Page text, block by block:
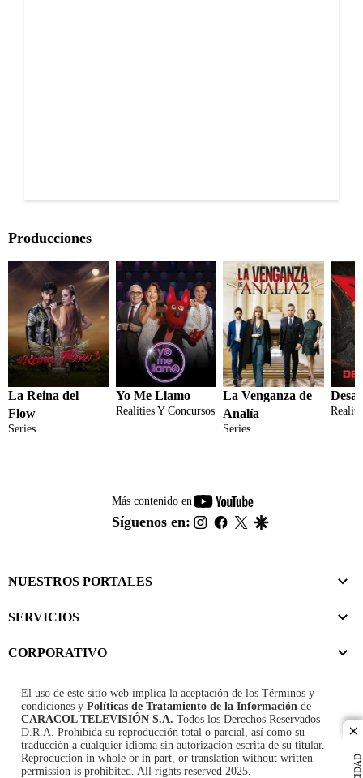
Producciones
La Reina del
Flow
Series
Yo Me Llamo
Realities Y Concursos
La Venganza de
Analía
Series
Más contenido en
youtube-
footer
Síguenos en: instagram
facebook
twitter
NUESTROS PORTALES
SERVICIOS
CORPORATIVO
El uso de este sitio web implica la aceptación de los Términos y
condiciones y Políticas de Tratamiento de la Información de
CARACOL TELEVISIÓN S.A. Todos los Derechos Reservados
D.R.A. Prohibida su reproducción total o parcial, así como su
traducción a cualquier idioma sin autorización escrita de su titular.
Reproduction in whole or in part, or translation without written
permission is prohibited. All rights reserved 2025.